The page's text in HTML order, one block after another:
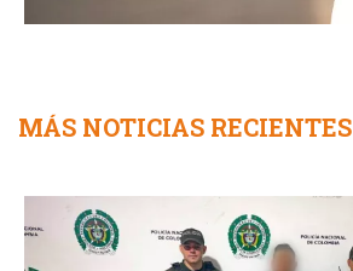
MÁS NOTICIAS RECIENTES